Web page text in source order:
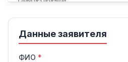
Данные заявителя
ФИО *
закона от 26.12.2008 N 294-ФЗ «О
контроля (надзора) и муниципального